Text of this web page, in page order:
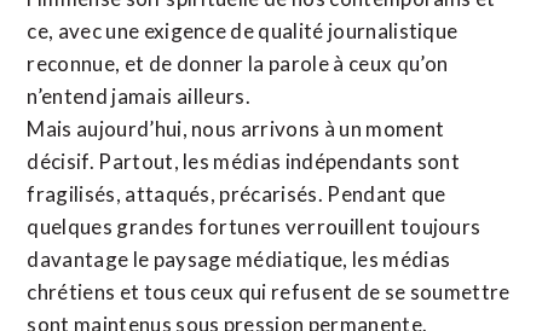
ce, avec une exigence de qualité journalistique
reconnue, et de donner la parole à ceux qu’on
n’entend jamais ailleurs.
Mais aujourd’hui, nous arrivons à un moment
décisif. Partout, les médias indépendants sont
fragilisés, attaqués, précarisés. Pendant que
quelques grandes fortunes verrouillent toujours
davantage le paysage médiatique, les médias
chrétiens et tous ceux qui refusent de se soumettre
sont maintenus sous pression permanente.